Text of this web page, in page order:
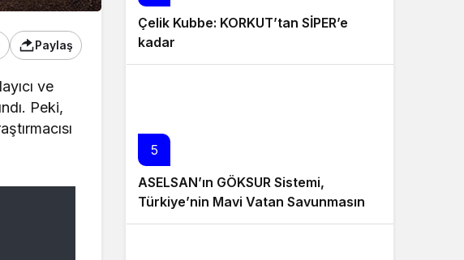
Paylaş
ve
Peki,
Çelik Kubbe: KORKUT’tan SİPER’e
kadar
5
ASELSAN’ın GÖKSUR Sistemi,
Türkiye’nin Mavi Vatan Savunmasında
Güçleniyor